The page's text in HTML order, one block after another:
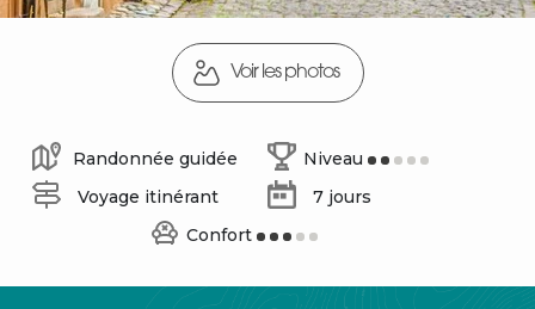
Randonnée guidée
Voyage itinérant
7 jours
Niveau
Confort
Voir les photos